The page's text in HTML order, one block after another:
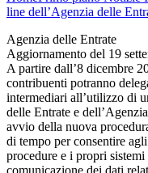
line dell’Agenzia delle
Agenzia delle Entrate
Aggiornamento del 19
A partire dall’8 dicembre
contribuenti potranno
intermediari all’utilizzo di
delle Entrate e
avvio della nuova
di tempo per consentire
procedure e i propri